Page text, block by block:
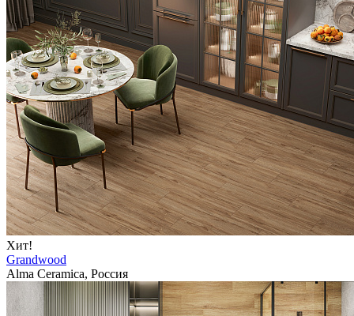
Хит!
Grandwood
Alma Ceramica, Россия